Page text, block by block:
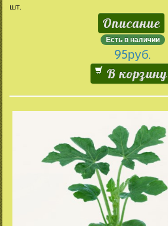
шт.
Описание
Есть в наличии
95руб.
В корзину